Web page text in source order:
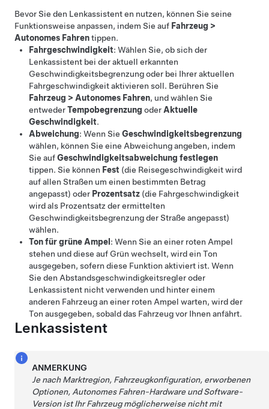
Bevor Sie den Lenkassistenten nutzen, können Sie seine
Funktionsweise anpassen, indem Sie auf Fahrzeug >
Autonomes Fahrentippen.
Fahrgeschwindigkeit: Wählen Sie, ob sich der
Lenkassistent bei der aktuell erkannten
Geschwindigkeitsbegrenzung oder bei Ihrer aktuellen
Fahrgeschwindigkeit aktivieren soll. Berühren Sie
Fahrzeug > Autonomes Fahren, und wählen Sie
entwederTempobegrenzung oder Aktuelle
Geschwindigkeit.
Abweichung: Wenn Sie Geschwindigkeitsbegrenzung
wählen, können Sie eine Abweichung angeben, indem
Sie aufGeschwindigkeitsabweichung festlegen
tippen. Sie können Fest (die Reisegeschwindigkeit wird
auf allen Straßen um einen bestimmten Betrag
angepasst) oder Prozentsatz (die Fahrgeschwindigkeit
wird als Prozentsatz der ermittelten
Geschwindigkeitsbegrenzung der Straße angepasst)
wählen.
Ton für grüne Ampel : Wenn Sie an einer roten Ampel
stehen und diese auf Grün wechselt, wird ein Ton
ausgegeben, sofern diese Funktion aktiviert ist. Wenn
Sie den Abstandsgeschwindigkeitsregleroder
Lenkassistent nicht verwenden und hinter einem
anderen Fahrzeug an einer roten Ampel warten, wird der
Ton ausgegeben, sobald das Fahrzeug vor Ihnen anfährt.
Lenkassistent
ANMERKUNG
Je nach Marktregion, Fahrzeugkonfiguration, erworbenen
Optionen, Autonomes Fahren-Hardware und Software-
Version ist Ihr Fahrzeug möglicherweise nicht mit